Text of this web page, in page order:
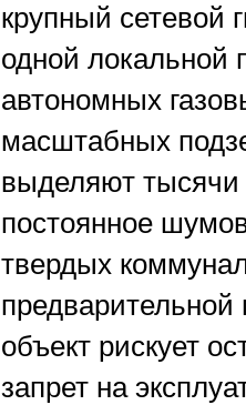
крупный сетевой
одной локальной
автономных
масштабных
выделяют тысячи
постоянное
твердых
предварительной
объект рискует
запрет на